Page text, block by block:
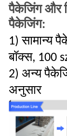
पैकेजिंग और
पैकेजिंग:
1) सामान्य
बॉक्स, 100
2) अन्य
अनुसार